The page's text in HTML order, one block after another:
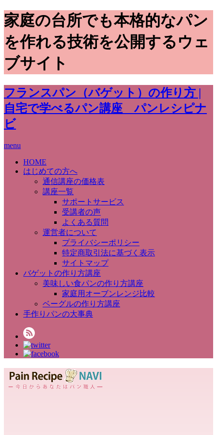
家庭の台所でも本格的なパン
を作れる技術を公開するウェ
ブサイト
フランスパン（バゲット）の作り方 |
自宅で学べるパン講座 パンレシピナ
ビ
menu
HOME
はじめての方へ
通信講座の価格表
講座一覧
サポートサービス
受講者の声
よくある質問
運営者について
プライバシーポリシー
特定商取引法に基づく表示
サイトマップ
バゲットの作り方講座
美味しい食パンの作り方講座
家庭用オーブンレンジ比較
ベーグルの作り方講座
手作りパンの大事典